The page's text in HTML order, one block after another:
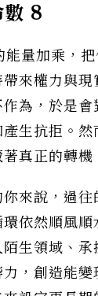
8
能量加乘，
來權力與現
為，於是會
生抗拒。然
真正的轉機
來說，過往
環依然順風
生領域、承
，創造能變